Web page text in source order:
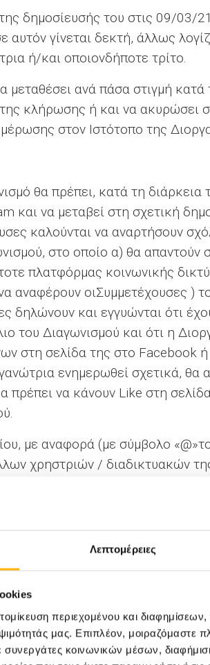
Λεπτομέρειες
περιεχομένου και
μας. Επιπλέον, μοιραζόμαστε
συνεργάτες κοινωνικών μέσων,
δημοσίευσής του στις 09/
γίνεται δεκτή, άλλως
ή/και οποιονδήποτε τρίτο.
μεταθέσει ανά πάσα στιγμή
κλήρωσης ή και να ακυρώσει
στον Ιστότοπο της
θα πρέπει, κατά τη διάρκεια
να μεταβεί στη σχετική
καλούνται να αναρτήσουν
στο οποίο α) θα απαντούν
πλατφόρμας κοινωνικής
αναφέρουν οιΣυμμετέχουσες )
δηλώνουν και εγγυώνται ότι
του Διαγωνισμού και ότι η
στη σελίδα της στο Facebook
ενημερωθεί σχετικά,
πρέπει να κάνουν Like στη
με αναφορά (με σύμβολο
χρηστριών / διαδικτυακών
και την κλήρωση, χωρίς
αποδέχονται
τη συμμετοχή του από
δημοσίευση (Facebook Post ή
μόνο οι έγκυρες συμμετοχές.
κατωτέρω: (α) πληροί τις
τεχνικής επιρροής των